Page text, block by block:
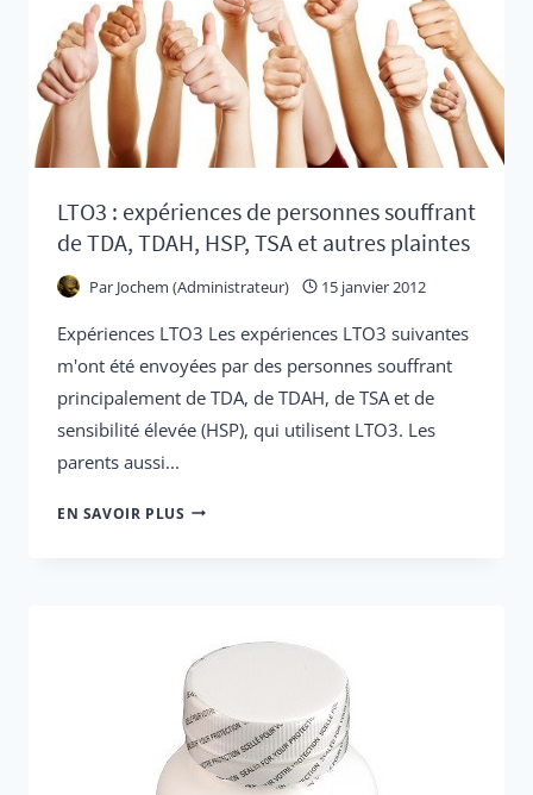
TDA
(TROUBLE
DÉFICITAIRE
DE
L'ATTENTION)
RÉALITÉ
?
LTO3 : expériences de personnes souffrant
de TDA, TDAH, HSP, TSA et autres plaintes
Par Jochem (Administrateur) 15 janvier 2012
Expériences LTO3 Les expériences LTO3 suivantes
m'ont été envoyées par des personnes souffrant
principalement de TDA, de TDAH, de TSA et de
sensibilité élevée (HSP), qui utilisent LTO3. Les
parents aussi...
EN SAVOIR PLUS LTO3
PERSONNES
SOUFFRANT
DE
TDA,
TDAH,